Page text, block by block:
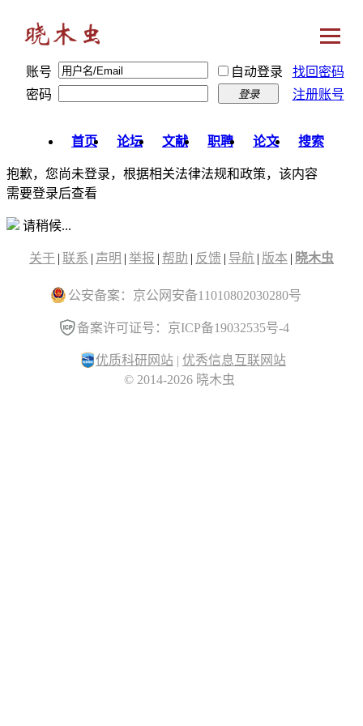
账号 自动登录
找回密码
密码
登录 注册账号
首页 论坛 文献 职聘 论文 搜索
抱歉，您尚未登录，根据相关法律法规和政策，该内容
需要登录后查看
请稍候...
关于 | 联系 | 声明 | 举报 | 帮助 | 反馈 | 导航 | 版本 | 晓木虫
公安备案：京公网安备11010802030280号
备案许可证号：京ICP备19032535号-4
优质科研网站 | 优秀信息互联网站
© 2014-2026 晓木虫